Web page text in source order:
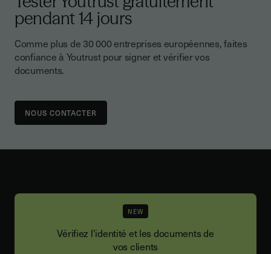
pendant 14 jours
Comme plus de 30 000 entreprises européennes, faites
confiance à Youtrust pour signer et vérifier vos
documents.
NOUS CONTACTER
NEW
Vérifiez l'identité et les documents de
vos clients